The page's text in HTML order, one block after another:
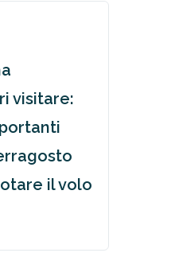
visitare:
il volo